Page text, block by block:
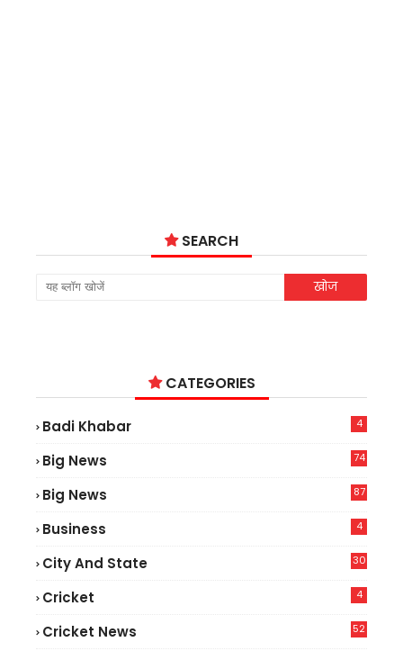
SEARCH
CATEGORIES
Badi Khabar 4
Big News
74
Big News
87
Business 4
City And State 30
Cricket 4
Cricket News
52